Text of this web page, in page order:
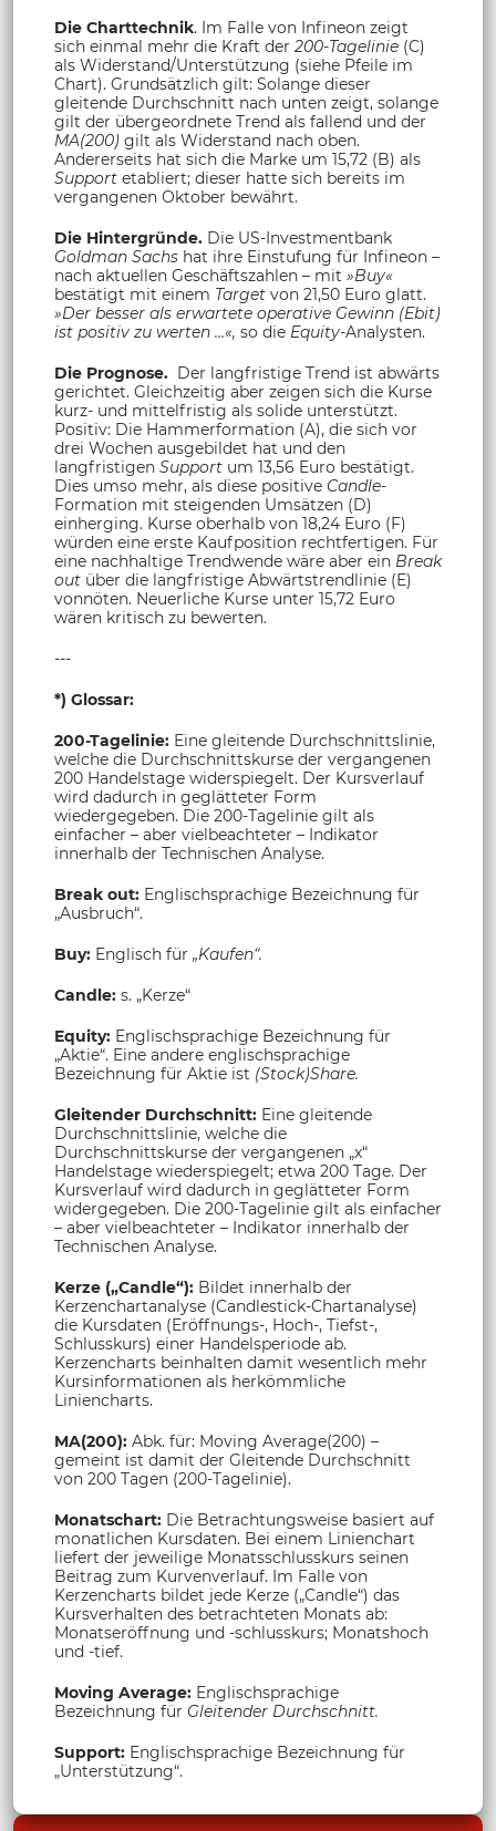
Die Charttechnik. Im Falle von Infineon zeigt
sich einmal mehr die Kraft der 200-Tagelinie (C)
als Widerstand/Unterstützung (siehe Pfeile im
Chart). Grundsätzlich gilt: Solange dieser
gleitende Durchschnitt nach unten zeigt, solange
gilt der übergeordnete Trend als fallend und der
MA(200) gilt als Widerstand nach oben.
Andererseits hat sich die Marke um 15,72 (B) als
Support etabliert; dieser hatte sich bereits im
vergangenen Oktober bewährt.
Die Hintergründe. Die US-Investmentbank
Goldman Sachs hat ihre Einstufung für Infineon –
nach aktuellen Geschäftszahlen – mit »Buy«
bestätigt mit einem Target von 21,50 Euro glatt.
»Der besser als erwartete operative Gewinn (Ebit)
ist positiv zu werten …«, so die Equity-Analysten.
Die Prognose. Der langfristige Trend ist abwärts
gerichtet. Gleichzeitig aber zeigen sich die Kurse
kurz- und mittelfristig als solide unterstützt.
Positiv: Die Hammerformation (A), die sich vor
drei Wochen ausgebildet hat und den
langfristigen Support um 13,56 Euro bestätigt.
Dies umso mehr, als diese positive Candle-
Formation mit steigenden Umsätzen (D)
einherging. Kurse oberhalb von 18,24 Euro (F)
würden eine erste Kaufposition rechtfertigen. Für
eine nachhaltige Trendwende wäre aber ein Break
out über die langfristige Abwärtstrendlinie (E)
vonnöten. Neuerliche Kurse unter 15,72 Euro
wären kritisch zu bewerten.
---
*) Glossar:
200-Tagelinie: Eine gleitende Durchschnittslinie,
welche die Durchschnittskurse der vergangenen
200 Handelstage widerspiegelt. Der Kursverlauf
wird dadurch in geglätteter Form
wiedergegeben. Die 200-Tagelinie gilt als
einfacher – aber vielbeachteter – Indikator
innerhalb der Technischen Analyse.
Break out: Englischsprachige Bezeichnung für
„Ausbruch“.
Buy: Englisch für „Kaufen“.
Candle: s. „Kerze“
Equity: Englischsprachige Bezeichnung für
„Aktie“. Eine andere englischsprachige
Bezeichnung für Aktie ist (Stock)Share.
Gleitender Durchschnitt: Eine gleitende
Durchschnittslinie, welche die
Durchschnittskurse der vergangenen „x“
Handelstage wiederspiegelt; etwa 200 Tage. Der
Kursverlauf wird dadurch in geglätteter Form
widergegeben. Die 200-Tagelinie gilt als einfacher
– aber vielbeachteter – Indikator innerhalb der
Technischen Analyse.
Kerze („Candle“): Bildet innerhalb der
Kerzenchartanalyse (Candlestick-Chartanalyse)
die Kursdaten (Eröffnungs-, Hoch-, Tiefst-,
Schlusskurs) einer Handelsperiode ab.
Kerzencharts beinhalten damit wesentlich mehr
Kursinformationen als herkömmliche
Liniencharts.
MA(200): Abk. für: Moving Average(200) –
gemeint ist damit der Gleitende Durchschnitt
von 200 Tagen (200-Tagelinie).
Monatschart: Die Betrachtungsweise basiert auf
monatlichen Kursdaten. Bei einem Linienchart
liefert der jeweilige Monatsschlusskurs seinen
Beitrag zum Kurvenverlauf. Im Falle von
Kerzencharts bildet jede Kerze („Candle“) das
Kursverhalten des betrachteten Monats ab:
Monatseröffnung und -schlusskurs; Monatshoch
und -tief.
Moving Average: Englischsprachige
Bezeichnung für Gleitender Durchschnitt.
Support: Englischsprachige Bezeichnung für
„Unterstützung“.